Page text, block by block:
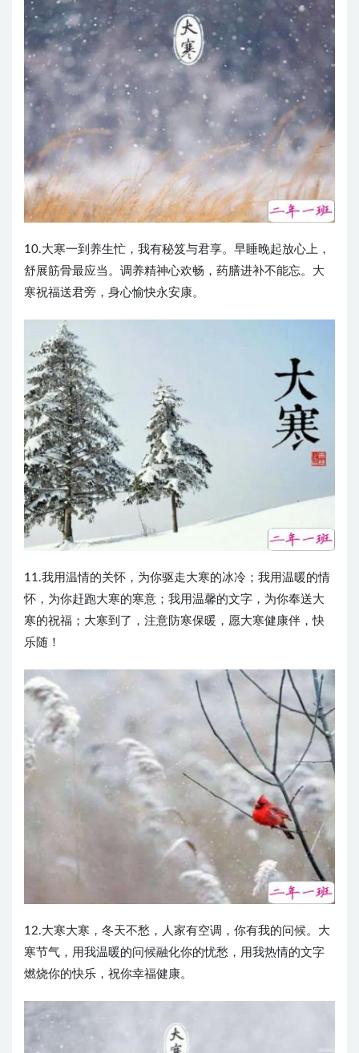
10.大寒一到养生忙，我有秘笈与君享。早睡晚起放心上，
舒展筋骨最应当。调养精神心欢畅，药膳进补不能忘。大
寒祝福送君旁，身心愉快永安康。
11.我用温情的关怀，为你驱走大寒的冰冷；我用温暖的情
怀，为你赶跑大寒的寒意；我用温馨的文字，为你奉送大
寒的祝福；大寒到了，注意防寒保暖，愿大寒健康伴，快
乐随！
12.大寒大寒，冬天不愁，人家有空调，你有我的问候。大
寒节气，用我温暖的问候融化你的忧愁，用我热情的文字
燃烧你的快乐，祝你幸福健康。